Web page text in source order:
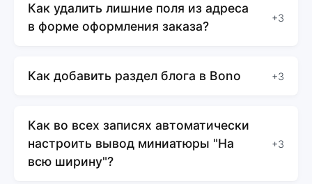
Как удалить лишние поля из адреса
в форме оформления заказа?
+3
Как добавить раздел блога в Bono +3
Как во всех записях автоматически
настроить вывод миниатюры "На
всю ширину"?
+3